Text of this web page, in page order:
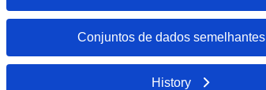
Conjuntos de dados semelhantes
History